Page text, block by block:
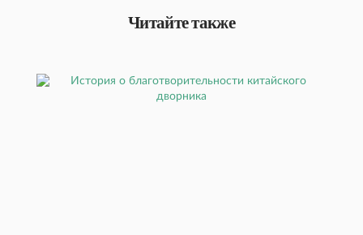
Читайте также